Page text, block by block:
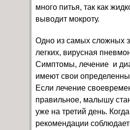
много питья, так как
выводит мокроту.
Одно из самых сложных
легких, вирусная
Симптомы, лечение и
имеют свои
Если лечение
правильное, малышу
уже на третий день.
рекомендации